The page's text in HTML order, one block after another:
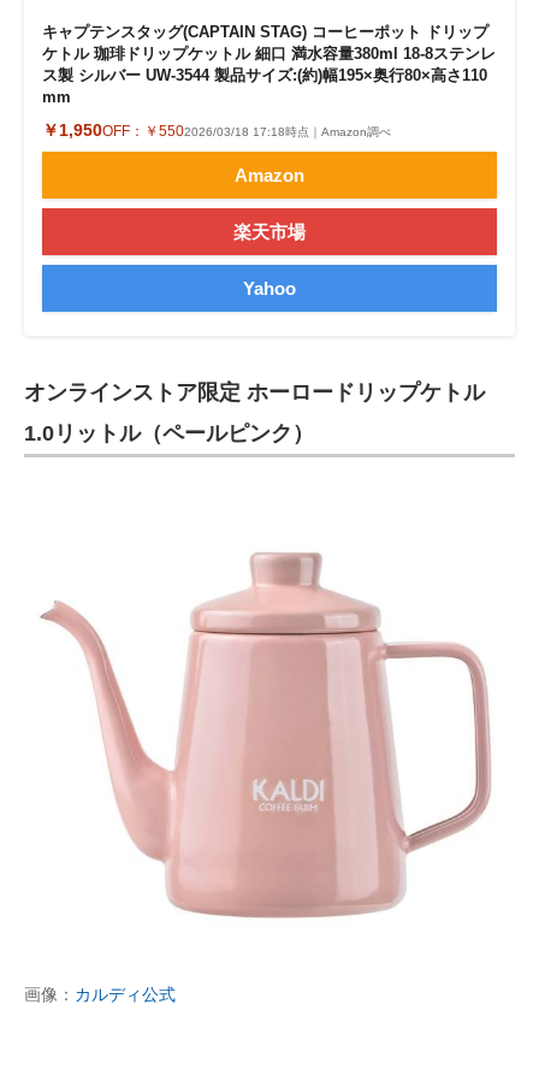
キャプテンスタッグ(CAPTAIN STAG) コーヒーポット ドリップ
ケトル 珈琲ドリップケットル 細口 満水容量380ml 18-8ステンレ
ス製 シルバー UW-3544 製品サイズ:(約)幅195×奥行80×高さ110
mm
￥1,950OFF： ￥5502026/03/18 17:18時点｜Amazon調べ
Amazon
楽天市場
Yahoo
オンラインストア限定 ホーロードリップケトル
1.0リットル（ペールピンク）
画像： カルディ公式